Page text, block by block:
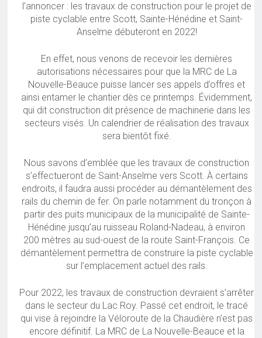
l’annoncer : les travaux de construction pour le projet de
piste cyclable entre Scott, Sainte-Hénédine et Saint-
Anselme débuteront en 2022!
En effet, nous venons de recevoir les dernières
autorisations nécessaires pour que la MRC de La
Nouvelle-Beauce puisse lancer ses appels d’offres et
ainsi entamer le chantier dès ce printemps. Évidemment,
qui dit construction dit présence de machinerie dans les
secteurs visés. Un calendrier de réalisation des travaux
sera bientôt fixé.
Nous savons d’emblée que les travaux de construction
s’effectueront de Saint-Anselme vers Scott. À certains
endroits, il faudra aussi procéder au démantèlement des
rails du chemin de fer. On parle notamment du tronçon à
partir des puits municipaux de la municipalité de Sainte-
Hénédine jusqu’au ruisseau Roland-Nadeau, à environ
200 mètres au sud-ouest de la route Saint-François. Ce
démantèlement permettra de construire la piste cyclable
sur l’emplacement actuel des rails.
Pour 2022, les travaux de construction devraient s’arrêter
dans le secteur du Lac Roy. Passé cet endroit, le tracé
qui vise à rejoindre la Véloroute de la Chaudière n’est pas
encore définitif. La MRC de La Nouvelle-Beauce et la